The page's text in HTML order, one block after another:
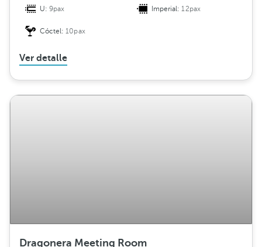
U:9pax Imperial:12pax
Cóctel:10pax
Ver detalle
Dragonera Meeting Room